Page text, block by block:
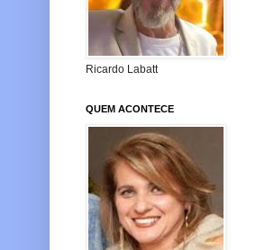
Ricardo Labatt
QUEM ACONTECE